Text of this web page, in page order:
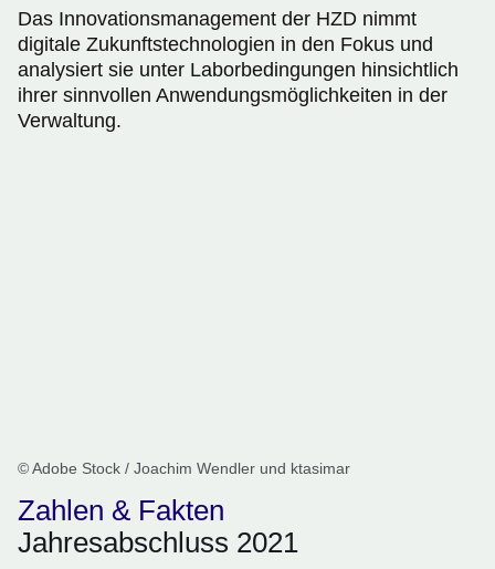
Das Innovationsmanagement der HZD nimmt
digitale Zukunftstechnologien in den Fokus und
analysiert sie unter Laborbedingungen hinsichtlich
ihrer sinnvollen Anwendungsmöglichkeiten in der
Verwaltung.
© Adobe Stock / Joachim Wendler und ktasimar
Zahlen & Fakten
Jahresabschluss 2021